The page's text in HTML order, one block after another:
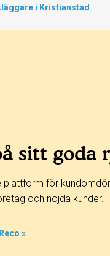
i Kristianstad
sitt goda
plattform för
och nöjda kunder.
»